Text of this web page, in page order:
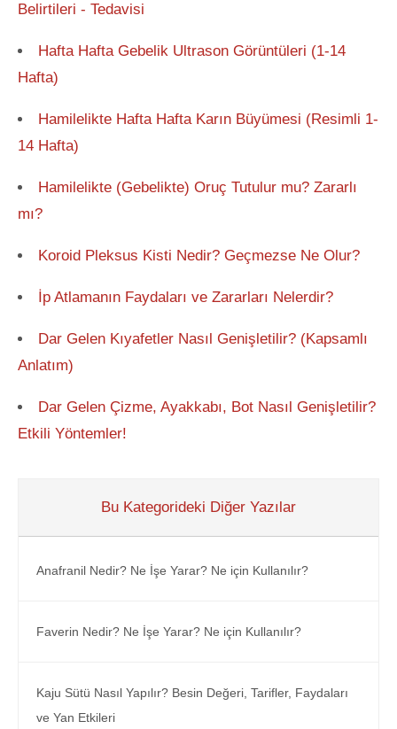
Belirtileri - Tedavisi
Hafta Hafta Gebelik Ultrason Görüntüleri (1-14
Hafta)
Hamilelikte Hafta Hafta Karın Büyümesi (Resimli 1-
14 Hafta)
Hamilelikte (Gebelikte) Oruç Tutulur mu? Zararlı
mı?
Koroid Pleksus Kisti Nedir? Geçmezse Ne Olur?
İp Atlamanın Faydaları ve Zararları Nelerdir?
Dar Gelen Kıyafetler Nasıl Genişletilir? (Kapsamlı
Anlatım)
Dar Gelen Çizme, Ayakkabı, Bot Nasıl Genişletilir?
Etkili Yöntemler!
Bu Kategorideki Diğer Yazılar
Anafranil Nedir? Ne İşe Yarar? Ne için Kullanılır?
Faverin Nedir? Ne İşe Yarar? Ne için Kullanılır?
Kaju Sütü Nasıl Yapılır? Besin Değeri, Tarifler, Faydaları
ve Yan Etkileri